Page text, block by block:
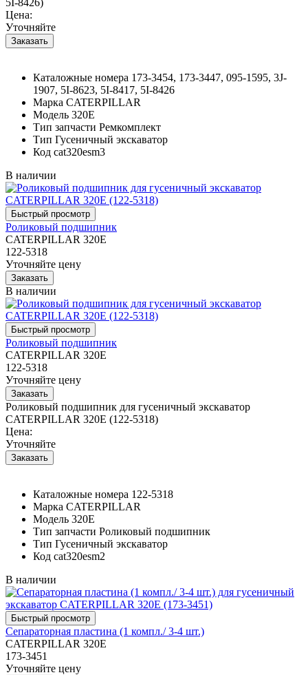
Цена:
Уточняйте
Каталожные номера 173-3454, 173-3447, 095-1595, 3J-
1907, 5I-8623, 5I-8417, 5I-8426
Марка CATERPILLAR
Модель 320E
Тип запчасти Ремкомплект
Тип Гусеничный экскаватор
Код cat320esm3
В наличии
Роликовый подшипник
CATERPILLAR 320E
122-5318
Уточняйте цену
В наличии
Роликовый подшипник
CATERPILLAR 320E
122-5318
Уточняйте цену
Роликовый подшипник для гусеничный экскаватор
CATERPILLAR 320E (122-5318)
Цена:
Уточняйте
Каталожные номера 122-5318
Марка CATERPILLAR
Модель 320E
Тип запчасти Роликовый подшипник
Тип Гусеничный экскаватор
Код cat320esm2
В наличии
Сепараторная пластина (1 компл./ 3-4 шт.)
CATERPILLAR 320E
173-3451
Уточняйте цену